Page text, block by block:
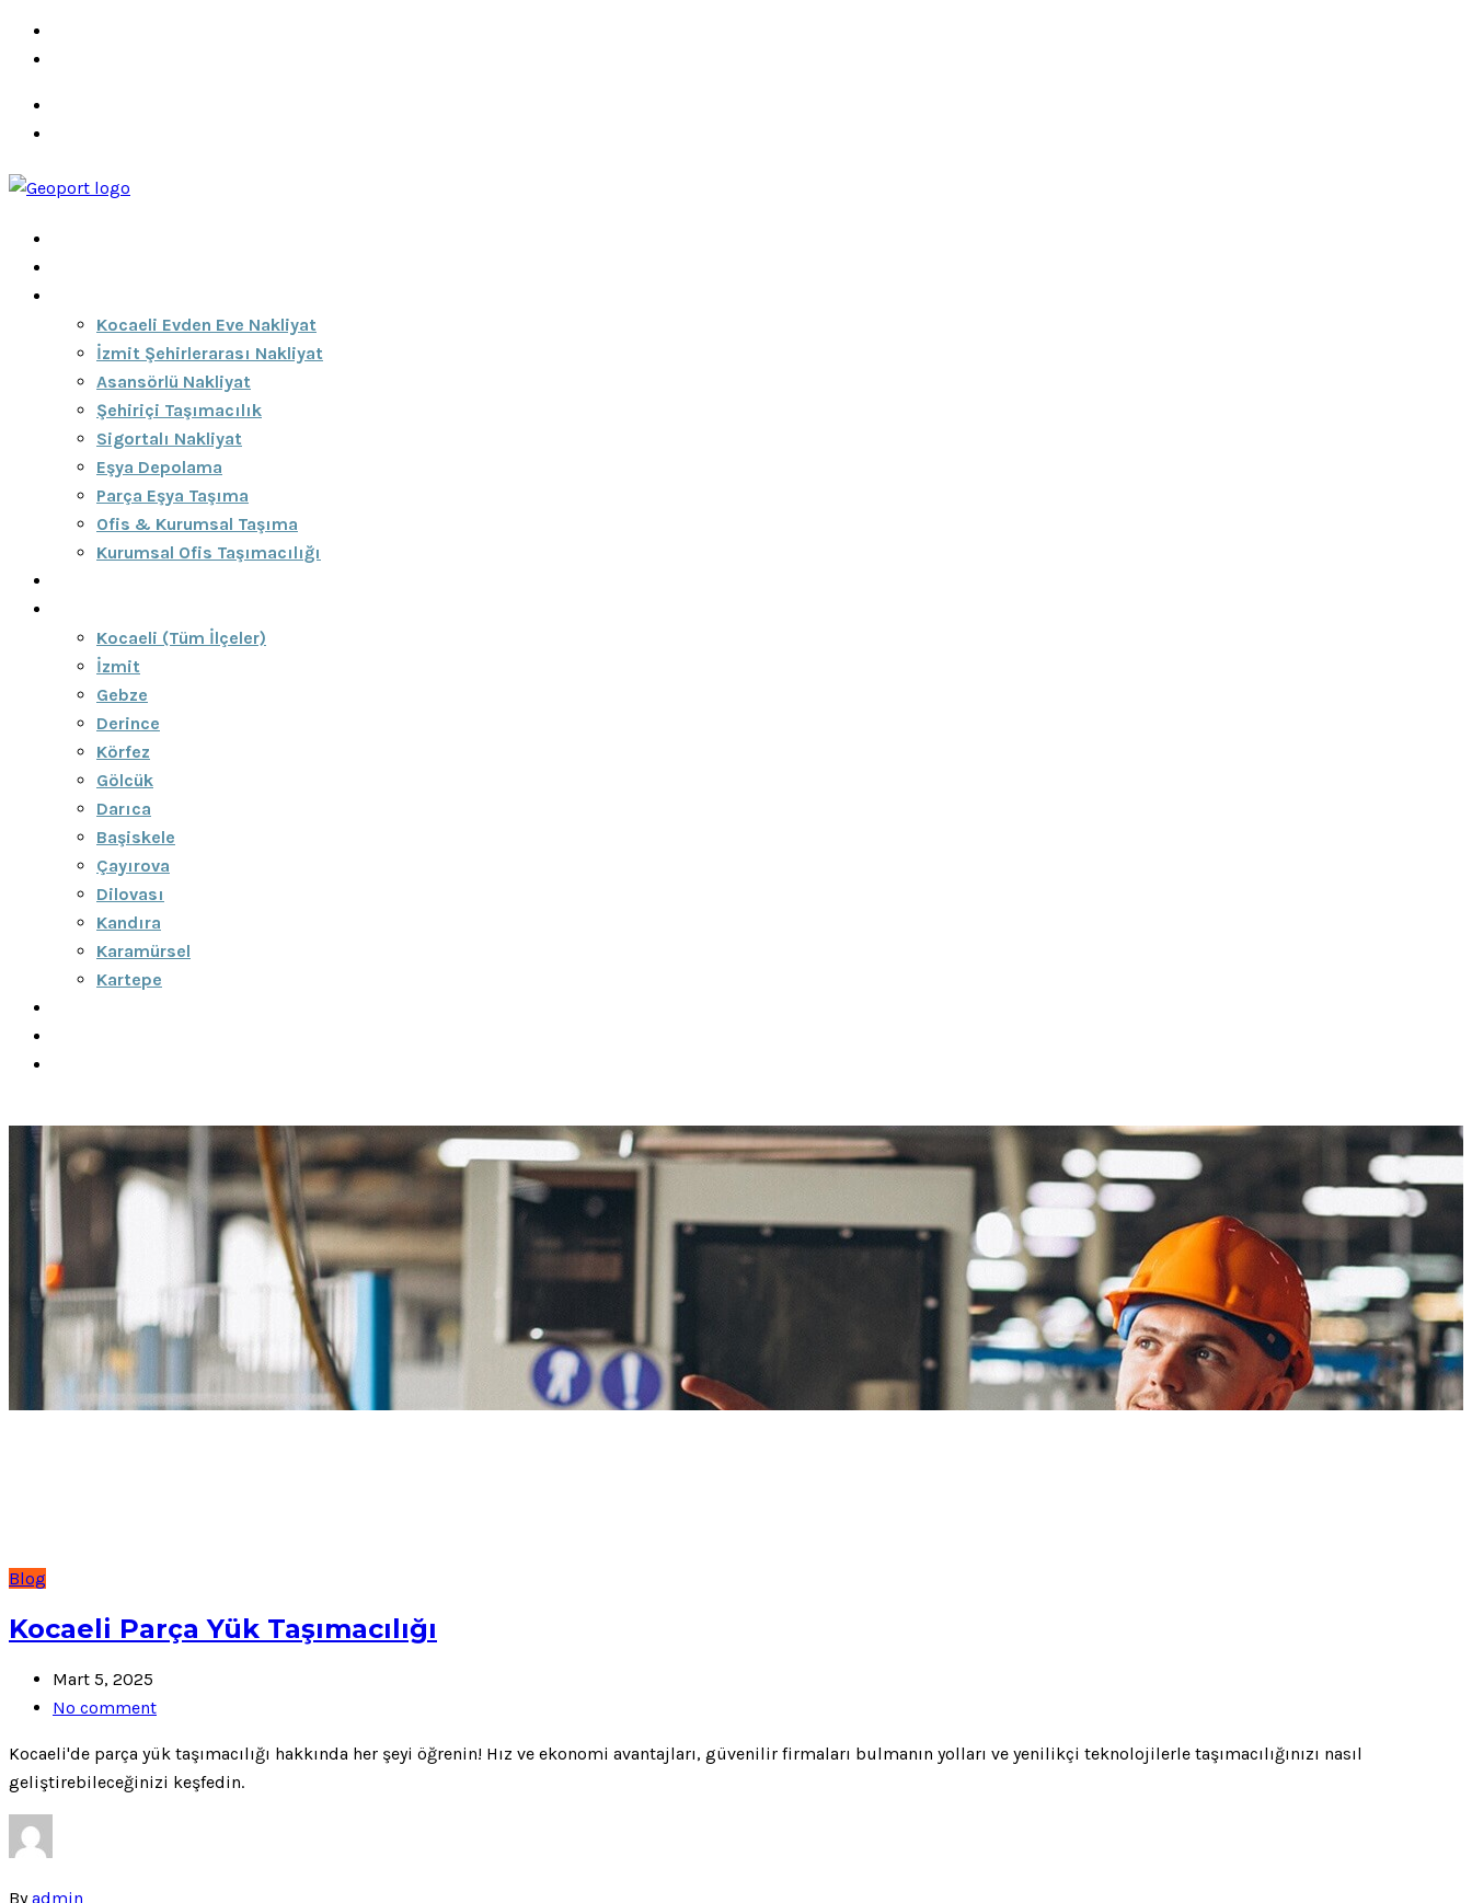
Kocaeli Evden Eve Nakliyat
İzmit Şehirlerarası Nakliyat
Asansörlü Nakliyat
Şehiriçi Taşımacılık
Sigortalı Nakliyat
Eşya Depolama
Parça Eşya Taşıma
Ofis & Kurumsal Taşıma
Kurumsal Ofis Taşımacılığı
Kocaeli (Tüm İlçeler)
İzmit
Gebze
Derince
Körfez
Gölcük
Darıca
Başiskele
Çayırova
Dilovası
Kandıra
Karamürsel
Kartepe
Blog
Kocaeli Parça Yük Taşımacılığı
Mart 5, 2025
No comment
Kocaeli'de parça yük taşımacılığı hakkında her şeyi öğrenin! Hız ve ekonomi avantajları, güvenilir firmaları bulmanın yolları ve yenilikçi teknolojilerle taşımacılığınızı nasıl
geliştirebileceğinizi keşfedin.
Byadmin